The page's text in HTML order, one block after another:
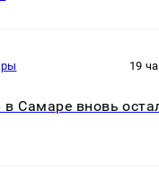
19
Самаре вновь